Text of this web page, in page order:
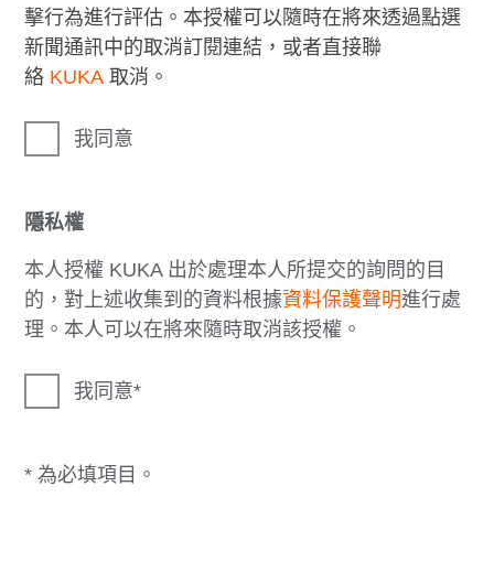
擊行為進行評估。本授權可以隨時在將來透過點選
新聞通訊中的取消訂閱連結，或者直接聯
絡 KUKA 取消。
我同意
隱私權
本人授權 KUKA 出於處理本人所提交的詢問的目
的，對上述收集到的資料根據資料保護聲明進行處
理。本人可以在將來隨時取消該授權。
我同意
* 為必填項目。